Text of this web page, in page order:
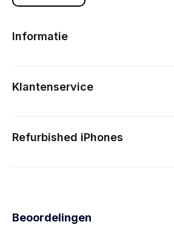
Informatie
Klantenservice
Refurbished iPhones
Beoordelingen